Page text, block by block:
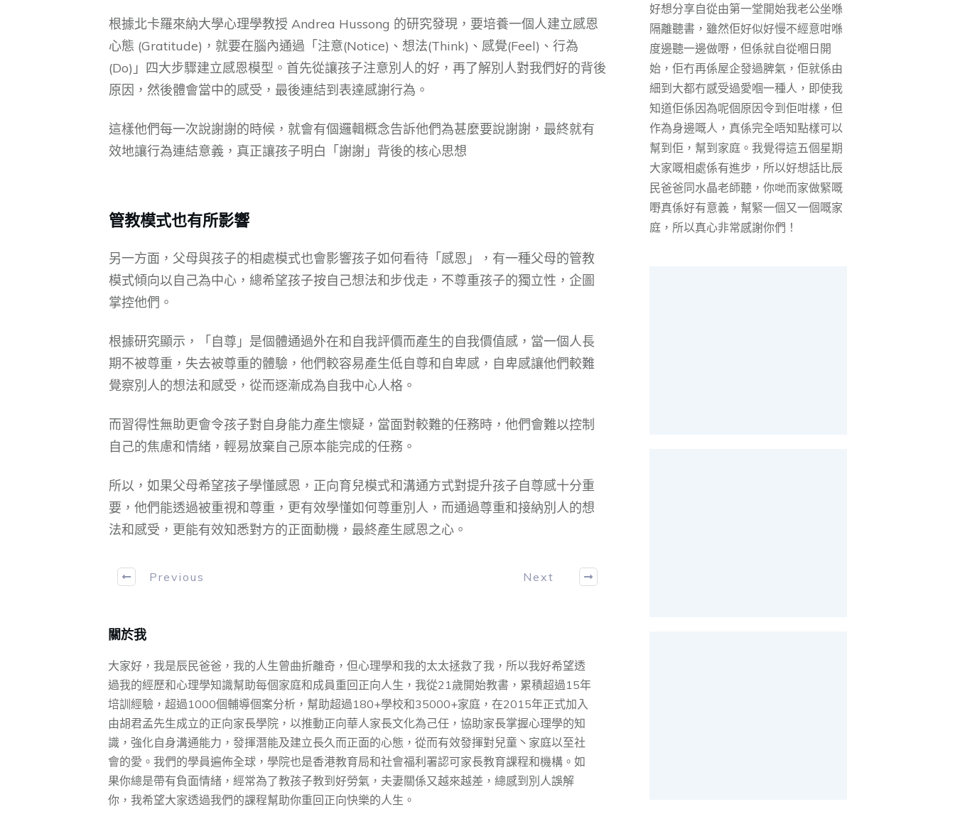
根據北卡羅來納大學心理學教授 Andrea Hussong 的研究發現，要培養一個人建立感恩
心態 (Gratitude)，就要在腦內通過「注意(Notice)、想法(Think)、感覺(Feel)、行為
(Do)」四大步驟建立感恩模型。首先從讓孩子注意別人的好，再了解別人對我們好的背後
原因，然後體會當中的感受，最後連結到表達感謝行為。
這樣他們每一次說謝謝的時候，就會有個邏輯概念告訴他們為甚麼要說謝謝，最終就有
效地讓行為連結意義，真正讓孩子明白「謝謝」背後的核心思想
管教模式也有所影響
另一方面，父母與孩子的相處模式也會影響孩子如何看待「感恩」，有一種父母的管教
模式傾向以自己為中心，總希望孩子按自己想法和步伐走，不尊重孩子的獨立性，企圖
掌控他們。
根據研究顯示，「自尊」是個體通過外在和自我評價而產生的自我價值感，當一個人長
期不被尊重，失去被尊重的體驗，他們較容易產生低自尊和自卑感，自卑感讓他們較難
覺察別人的想法和感受，從而逐漸成為自我中心人格。
而習得性無助更會令孩子對自身能力產生懷疑，當面對較難的任務時，他們會難以控制
自己的焦慮和情緒，輕易放棄自己原本能完成的任務。
所以，如果父母希望孩子學懂感恩，正向育兒模式和溝通方式對提升孩子自尊感十分重
要，他們能透過被重視和尊重，更有效學懂如何尊重別人，而通過尊重和接納別人的想
法和感受，更能有效知悉對方的正面動機，最終產生感恩之心。
Previous Next
關於我
大家好，我是辰民爸爸，我的人生曾曲折離奇，但心理學和我的太太拯救了我，所以我好希望透
過我的經歷和心理學知識幫助每個家庭和成員重回正向人生，我從21歲開始教書，累積超過15年
培訓經驗，超過1000個輔導個案分析，幫助超過180+學校和35000+家庭，在2015年正式加入
由胡君孟先⽣成⽴的正向家⻑學院，以推動正向華⼈家⻑⽂化為⼰任，協助家⻑掌握⼼理學的知
識，強化⾃身溝通能⼒，發揮潛能及建⽴⻑久⽽正⾯的⼼態，從而有效發揮對兒童丶家庭以至社
會的愛。我們的學員遍佈全球，學院也是香港教育局和社會福利署認可家長教育課程和機構。如
果你總是帶有負面情緒，經常為了教孩子教到好勞氣，夫妻關係又越來越差，總感到別人誤解
你，我希望大家透過我們的課程幫助你重回正向快樂的人生。
好想分享自從由第一堂開始我老公坐喺
隔離聽書，雖然佢好似好慢不經意咁喺
度邊聽一邊做嘢，但係就自從嗰日開
始，佢冇再係屋企發過脾氣，佢就係由
細到大都冇感受過愛嗰一種人，即使我
知道佢係因為呢個原因令到佢咁樣，但
作為身邊嘅人，真係完全唔知點樣可以
幫到佢，幫到家庭。我覺得這五個星期
大家嘅相處係有進步，所以好想話比辰
民爸爸同水晶老師聽，你哋而家做緊嘅
嘢真係好有意義，幫緊一個又一個嘅家
庭，所以真心非常感謝你們！